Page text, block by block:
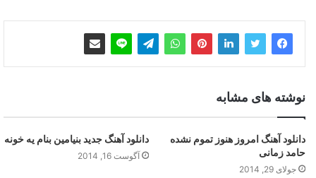
نوشته های مشابه
دانلود آهنگ امروز هنوز تموم نشده
حامد زمانی
جولای 29, 2014
دانلود آهنگ جدید بنیامین بنام یه خونه
آگوست 16, 2014